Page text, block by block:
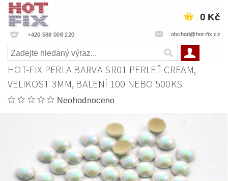
+420 588 008 220 obchod@hot-fix.cz
0 Kč
HOT-FIX PERLA BARVA SR01 PERLEŤ CREAM,
VELIKOST 3MM, BALENÍ 100 NEBO 500KS
Neohodnoceno